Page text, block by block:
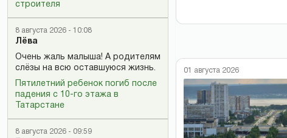
строителя
8 августа 2026 - 10:08
Лёва
Очень жаль малыша! А родителям
слёзы на всю оставшуюся жизнь.
Пятилетний ребенок погиб после
падения с 10-го этажа в
Татарстане
8 августа 2026 - 09:59
01 августа 2026